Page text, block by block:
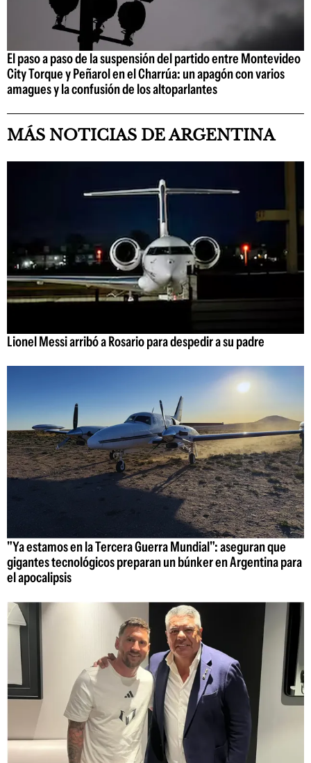
El paso a paso de la suspensión del partido entre Montevideo
City Torque y Peñarol en el Charrúa: un apagón con varios
amagues y la confusión de los altoparlantes
MÁS NOTICIAS DE ARGENTINA
Lionel Messi arribó a Rosario para despedir a su padre
"Ya estamos en la Tercera Guerra Mundial": aseguran que
gigantes tecnológicos preparan un búnker en Argentina para
el apocalipsis